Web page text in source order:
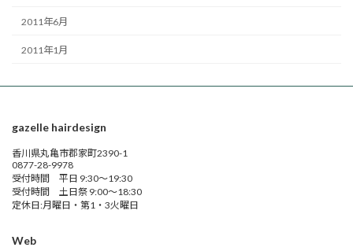
2011年6月
2011年1月
gazelle hairdesign
香川県丸亀市郡家町2390-1
0877-28-9978
受付時間 平日 9:30～19:30
受付時間 土日祭 9:00～18:30
定休日:月曜日・第1・3火曜日
Web